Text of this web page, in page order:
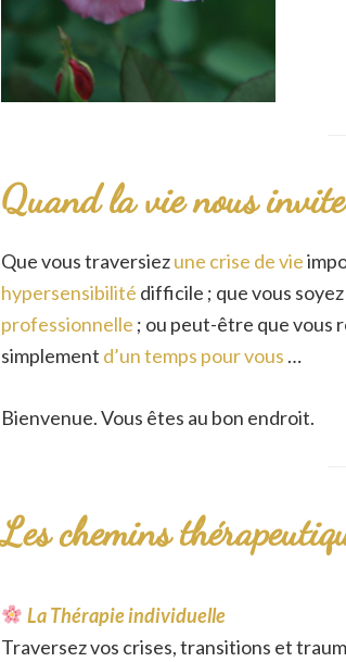
Quand la vie nous
Que vous traversiezune crise de vie
hypersensibilité difficile ; que vous soyez
professionnelle ; ou peut-être que vous
simplement d’un temps pour vous …
Bienvenue. Vous êtes au bon endroit.
Les chemins
La Thérapie individuelle
Traversez vos crises, transitions et